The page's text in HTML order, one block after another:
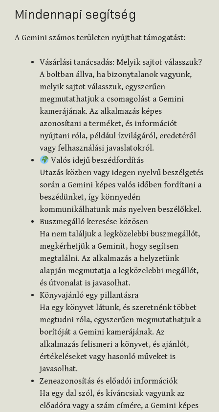
Mindennapi segítség
A Gemini számos területen nyújthat támogatást:
Vásárlási tanácsadás: Melyik sajtot válasszuk?
A boltban állva, ha bizonytalanok vagyunk,
melyik sajtot válasszuk, egyszerűen
megmutathatjuk a csomagolást a Gemini
kamerájának. Az alkalmazás képes
azonosítani a terméket, és információt
nyújtani róla, például ízvilágáról, eredetéről
vagy felhasználási javaslatokról.
Valós idejű beszédfordítás
Utazás közben vagy idegen nyelvű beszélgetés
során a Gemini képes valós időben fordítani a
beszédünket, így könnyedén
kommunikálhatunk más nyelven beszélőkkel.
Buszmegálló keresése közösen
Ha nem találjuk a legközelebbi buszmegállót,
megkérhetjük a Geminit, hogy segítsen
megtalálni. Az alkalmazás a helyzetünk
alapján megmutatja a legközelebbi megállót,
és útvonalat is javasolhat.
Könyvajánló egy pillantásra
Ha egy könyvet látunk, és szeretnénk többet
megtudni róla, egyszerűen megmutathatjuk a
borítóját a Gemini kamerájának. Az
alkalmazás felismeri a könyvet, és ajánlót,
értékeléseket vagy hasonló műveket is
javasolhat.
Zeneazonosítás és előadói információk
Ha egy dal szól, és kíváncsiak vagyunk az
előadóra vagy a szám címére, a Gemini képes